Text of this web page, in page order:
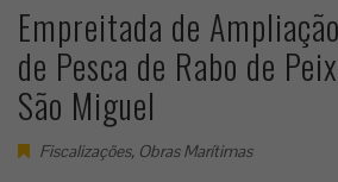
Empreitada de
de Pesca de Rabo de
São Miguel
Fiscalizações, Obras Marítimas